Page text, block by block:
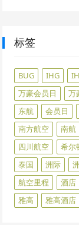
标签
BUG IHG
万豪会员日
万
东航
会员日
南方航空
南航
四川航空
希尔
泰国
洲际
航空里程
酒店
雅高
雅高酒店